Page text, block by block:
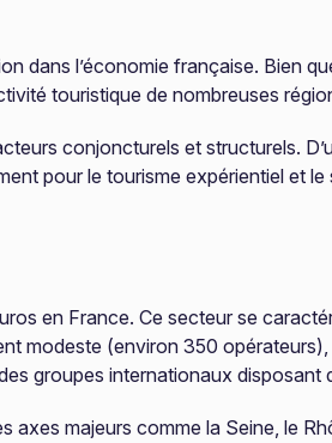
dans l’économie française. Bien
touristique de nombreuses
conjoncturels et structurels.
pour le tourisme expérientiel et
en France. Ce secteur se
modeste (environ 350
groupes internationaux disposant
majeurs comme la Seine, le